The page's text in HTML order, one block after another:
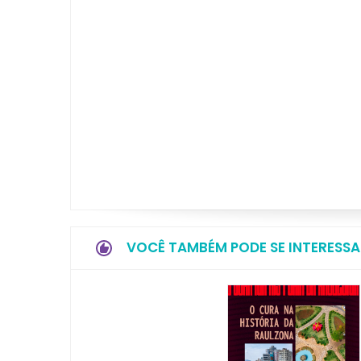
VOCÊ TAMBÉM PODE SE